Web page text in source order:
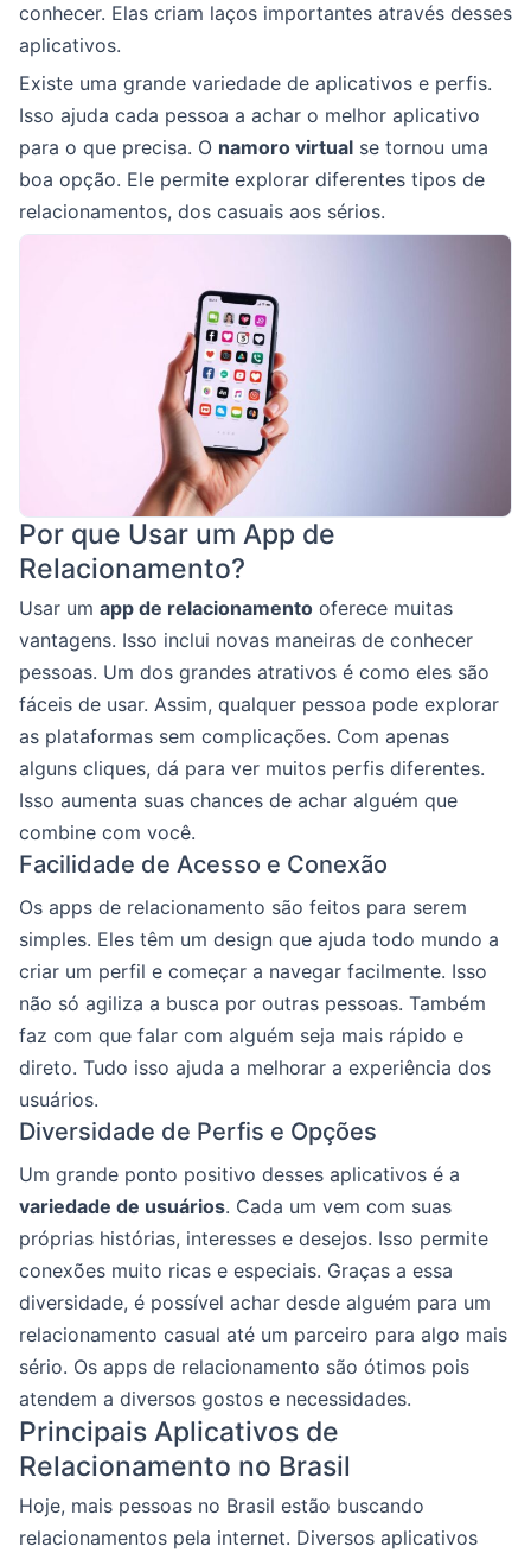
conhecer. Elas criam laços importantes através desses
aplicativos.
Existe uma grande variedade de aplicativos e perfis.
Isso ajuda cada pessoa a achar o melhor aplicativo
para o que precisa. O namoro virtual se tornou uma
boa opção. Ele permite explorar diferentes tipos de
relacionamentos, dos casuais aos sérios.
Por que Usar um App de
Relacionamento?
Usar um app de relacionamento oferece muitas
vantagens. Isso inclui novas maneiras de conhecer
pessoas. Um dos grandes atrativos é como eles são
fáceis de usar. Assim, qualquer pessoa pode explorar
as plataformas sem complicações. Com apenas
alguns cliques, dá para ver muitos perfis diferentes.
Isso aumenta suas chances de achar alguém que
combine com você.
Facilidade de Acesso e Conexão
Os apps de relacionamento são feitos para serem
simples. Eles têm um design que ajuda todo mundo a
criar um perfil e começar a navegar facilmente. Isso
não só agiliza a busca por outras pessoas. Também
faz com que falar com alguém seja mais rápido e
direto. Tudo isso ajuda a melhorar a experiência dos
usuários.
Diversidade de Perfis e Opções
Um grande ponto positivo desses aplicativos é a
variedade de usuários. Cada um vem com suas
próprias histórias, interesses e desejos. Isso permite
conexões muito ricas e especiais. Graças a essa
diversidade, é possível achar desde alguém para um
relacionamento casual até um parceiro para algo mais
sério. Os apps de relacionamento são ótimos pois
atendem a diversos gostos e necessidades.
Principais Aplicativos de
Relacionamento no Brasil
Hoje, mais pessoas no Brasil estão buscando
relacionamentos pela internet. Diversos aplicativos